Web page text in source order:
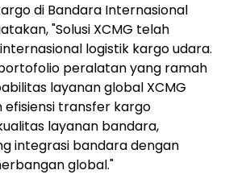
di Bandara Internasional
"Solusi XCMG telah
logistik kargo udara.
peralatan yang ramah
layanan global XCMG
transfer kargo
layanan bandara,
integrasi bandara dengan
global."